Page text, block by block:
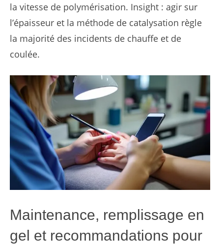
la vitesse de polymérisation. Insight : agir sur
l’épaisseur et la méthode de catalysation règle
la majorité des incidents de chauffe et de
coulée.
Maintenance, remplissage en
gel et recommandations pour